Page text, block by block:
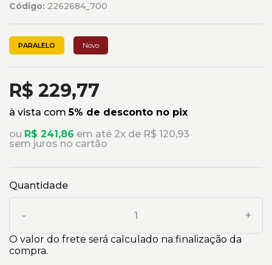
Código: 2262684_700
PARALELO Novo
R$ 229,77
à vista com5% de desconto no pix
ou R$ 241,86 em até 2x de R$ 120,93
sem juros no cartão
Quantidade
- +
O valor do frete será calculado na finalização da
compra.